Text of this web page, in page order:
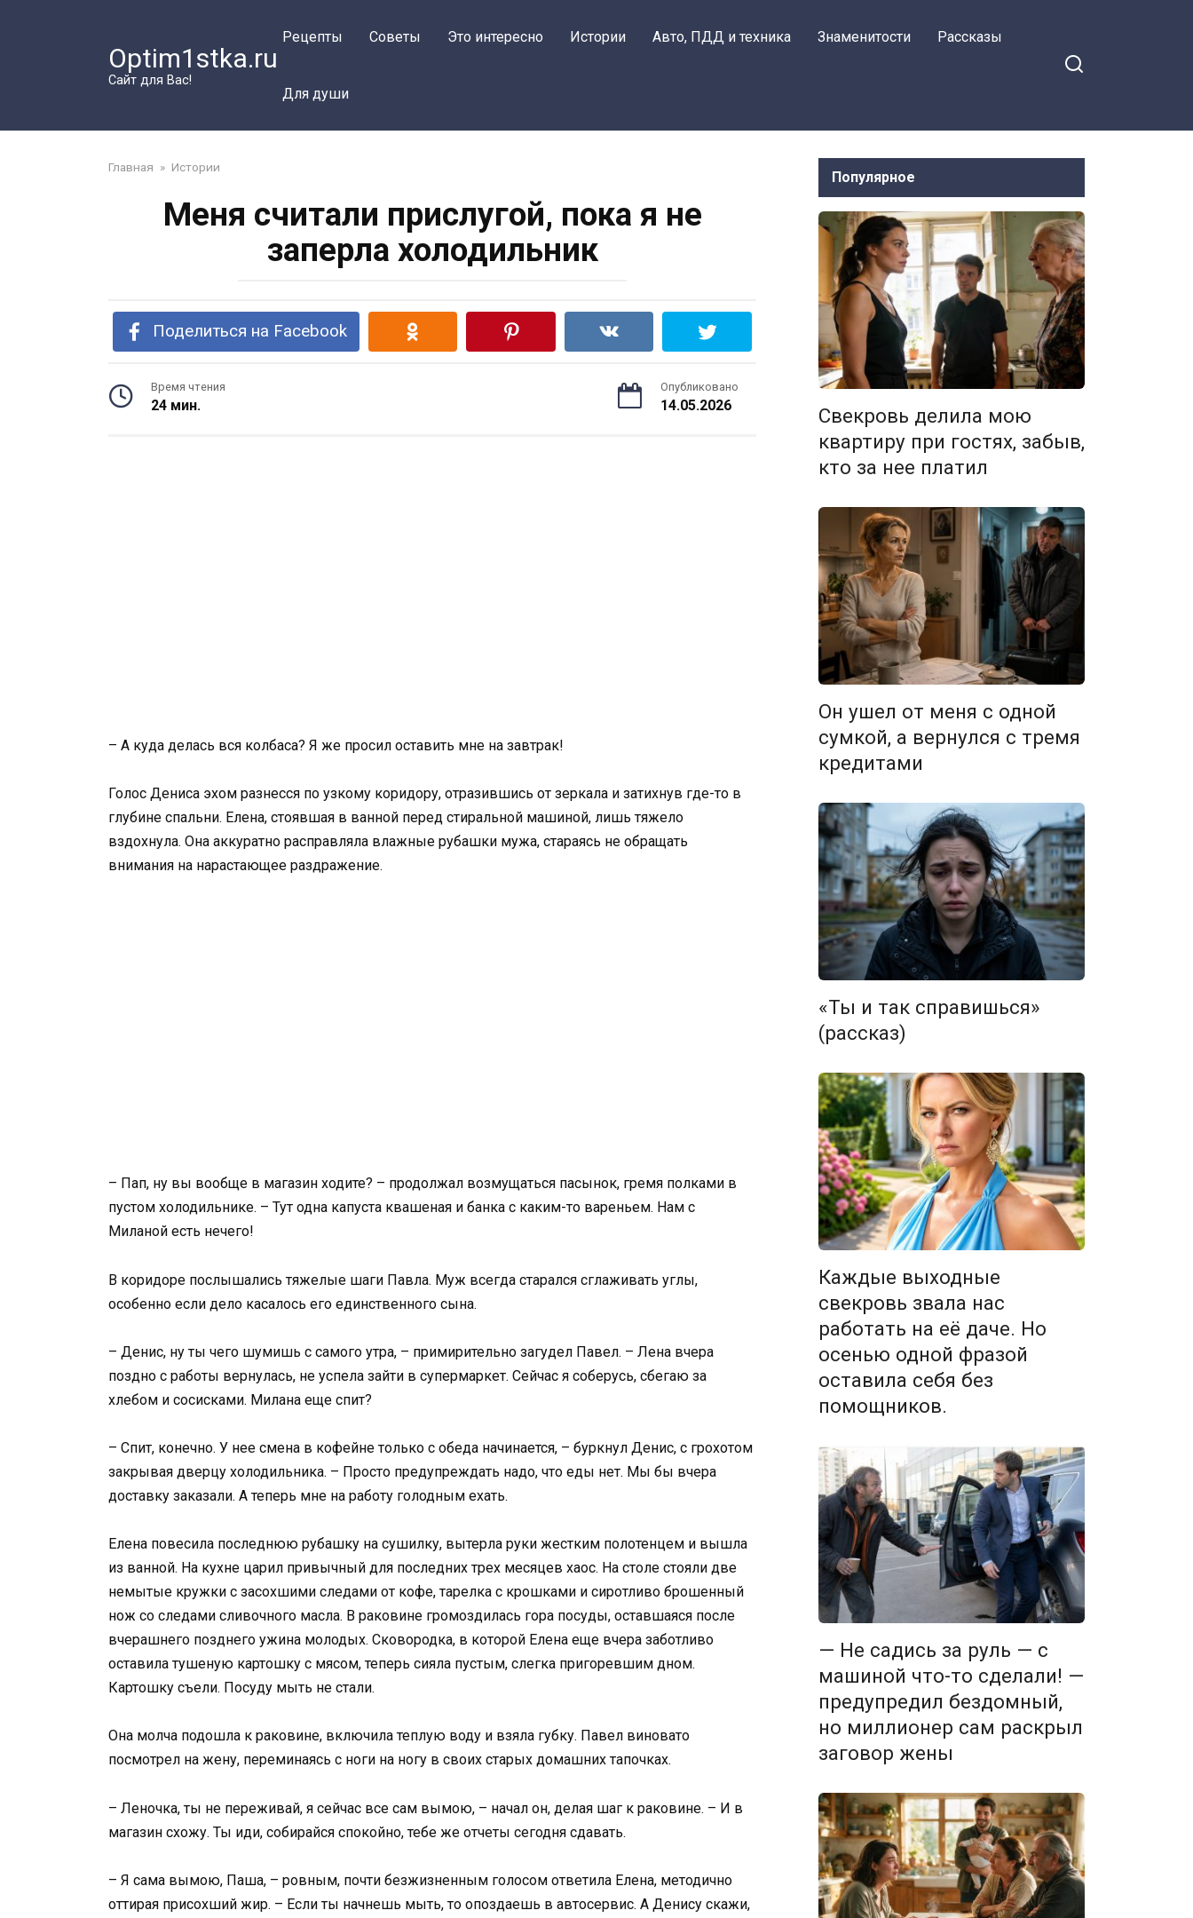
Optim1stka.ru
Сайт для Вас!
Рецепты Советы Это интересно Истории Авто, ПДД и техника Знаменитости Рассказы
Для души
Главная » Истории
Меня считали прислугой, пока я не
заперла холодильник
Поделиться на Facebook
Время чтения
24 мин.
Опубликовано
14.05.2026
– А куда делась вся колбаса? Я же просил оставить мне на завтрак!
Голос Дениса эхом разнесся по узкому коридору, отразившись от зеркала и затихнув где-то в
глубине спальни. Елена, стоявшая в ванной перед стиральной машиной, лишь тяжело
вздохнула. Она аккуратно расправляла влажные рубашки мужа, стараясь не обращать
внимания на нарастающее раздражение.
– Пап, ну вы вообще в магазин ходите? – продолжал возмущаться пасынок, гремя полками в
пустом холодильнике. – Тут одна капуста квашеная и банка с каким-то вареньем. Нам с
Миланой есть нечего!
В коридоре послышались тяжелые шаги Павла. Муж всегда старался сглаживать углы,
особенно если дело касалось его единственного сына.
– Денис, ну ты чего шумишь с самого утра, – примирительно загудел Павел. – Лена вчера
поздно с работы вернулась, не успела зайти в супермаркет. Сейчас я соберусь, сбегаю за
хлебом и сосисками. Милана еще спит?
– Спит, конечно. У нее смена в кофейне только с обеда начинается, – буркнул Денис, с грохотом
закрывая дверцу холодильника. – Просто предупреждать надо, что еды нет. Мы бы вчера
доставку заказали. А теперь мне на работу голодным ехать.
Елена повесила последнюю рубашку на сушилку, вытерла руки жестким полотенцем и вышла
из ванной. На кухне царил привычный для последних трех месяцев хаос. На столе стояли две
немытые кружки с засохшими следами от кофе, тарелка с крошками и сиротливо брошенный
нож со следами сливочного масла. В раковине громоздилась гора посуды, оставшаяся после
вчерашнего позднего ужина молодых. Сковородка, в которой Елена еще вчера заботливо
оставила тушеную картошку с мясом, теперь сияла пустым, слегка пригоревшим дном.
Картошку съели. Посуду мыть не стали.
Она молча подошла к раковине, включила теплую воду и взяла губку. Павел виновато
посмотрел на жену, переминаясь с ноги на ногу в своих старых домашних тапочках.
– Леночка, ты не переживай, я сейчас все сам вымою, – начал он, делая шаг к раковине. – И в
магазин схожу. Ты иди, собирайся спокойно, тебе же отчеты сегодня сдавать.
– Я сама вымою, Паша, – ровным, почти безжизненным голосом ответила Елена, методично
оттирая присохший жир. – Если ты начнешь мыть, то опоздаешь в автосервис. А Денису скажи,
Популярное
Свекровь делила мою
квартиру при гостях, забыв,
кто за нее платил
Он ушел от меня с одной
сумкой, а вернулся с тремя
кредитами
«Ты и так справишься»
(рассказ)
Каждые выходные
свекровь звала нас
работать на её даче. Но
осенью одной фразой
оставила себя без
помощников.
— Не садись за руль — с
машиной что-то сделали! —
предупредил бездомный,
но миллионер сам раскрыл
заговор жены